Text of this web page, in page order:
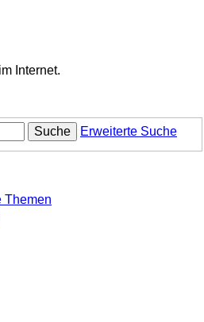
Internet.
Suche Erweiterte Suche
Themen